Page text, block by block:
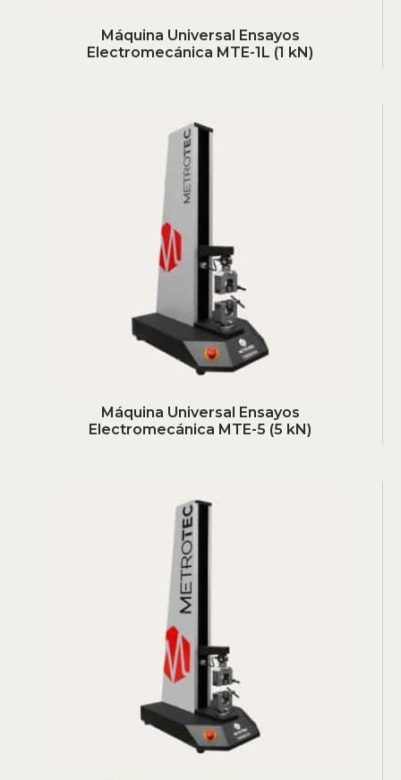
Máquina Universal Ensayos
Electromecánica MTE-1L (1 kN)
Máquina Universal Ensayos
Electromecánica MTE-5 (5 kN)